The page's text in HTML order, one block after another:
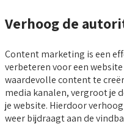
Verhoog de
Content marketing is een
verbeteren voor een
waardevolle content te
media kanalen, vergroot je
je website. Hierdoor
weer bijdraagt aan de